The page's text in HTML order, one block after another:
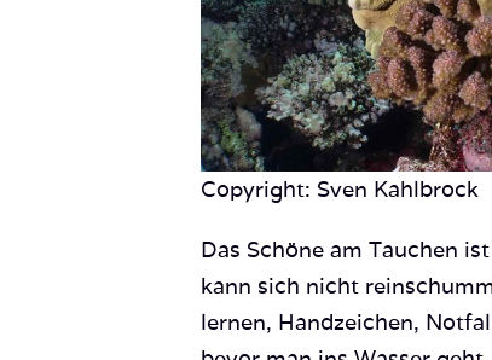
Copyright: Sven Kahlbrock
Das Schöne am Tauchen
kann sich nicht
lernen, Handzeichen,